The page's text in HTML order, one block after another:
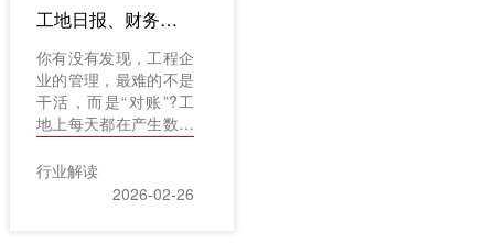
工地日报、财务流水、人员调度…一个工程企业管理系统真能管好所有？
你有没有发现，工程企
业的管理，最难的不是
干活，而是“对账”?工
地上每天都在产生数据
——今天的混凝土用了
多少方，哪笔材料款还
没付，下周哪个班组该
行业解读
2026-02-26